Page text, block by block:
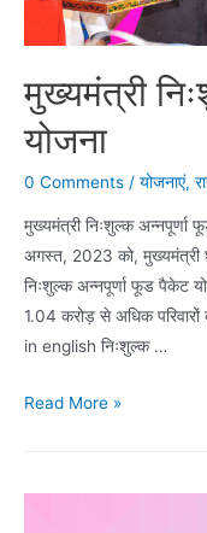
मुख्यमंत्री
योजना
0 Comments / योजनाएं,
मुख्यमंत्री निःशुल्क
अगस्त, 2023 को, मुख्यमंत्री
निःशुल्क अन्नपूर्णा फूड पैकेट
1.04 करोड़ से अधिक
in english निःशुल्क …
मुख्यमंत्री
फूड
Read More »